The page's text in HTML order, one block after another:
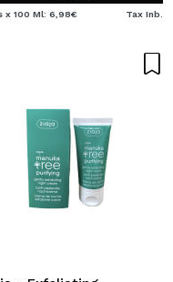
x 100 Ml: 6,98€ Tax Inb.